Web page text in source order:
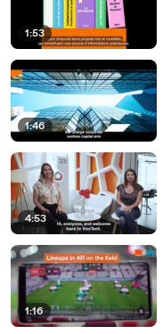
1:53
1:46
4:53
1:16